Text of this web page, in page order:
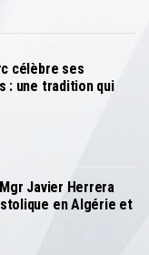
célèbre ses
: une tradition qui
Javier Herrera
en Algérie et